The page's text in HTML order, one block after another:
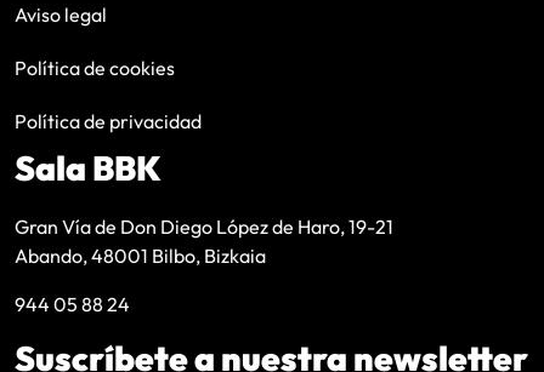
Aviso legal
Política de cookies
Política de privacidad
Sala BBK
Gran Vía de Don Diego López de Haro, 19-21
Abando, 48001 Bilbo, Bizkaia
944 05 88 24
Suscríbete a nuestra newsletter